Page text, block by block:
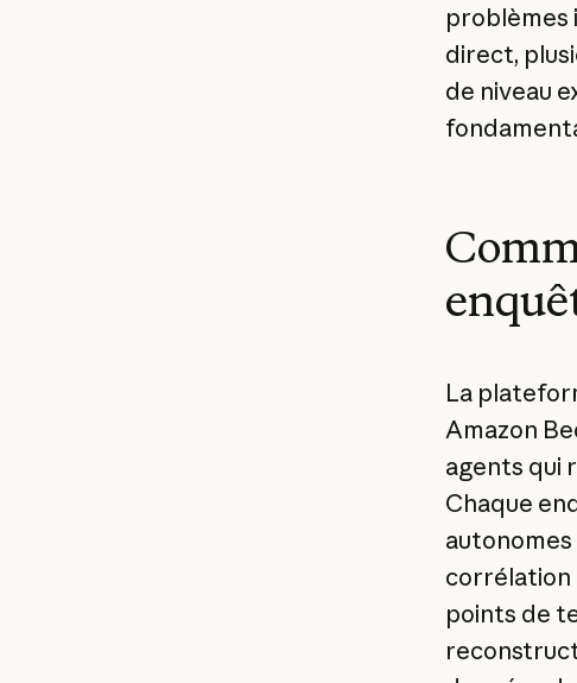
problèmes
direct,
de niveau
La
Amazon
agents qui
Chaque
corrélation
points de